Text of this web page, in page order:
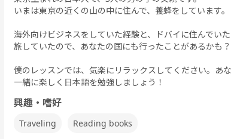
いまは東京の近くの山の中に住んで、養蜂をしています。
海外向けビジネスをしていた経験と、ドバイに住んでい
旅していたので、あなたの国にも行ったことがあるかも？
僕のレッスンでは、気楽にリラックスしてください。あ
一緒に楽しく日本語を勉強しましょう！
興趣・嗜好
Traveling Reading books